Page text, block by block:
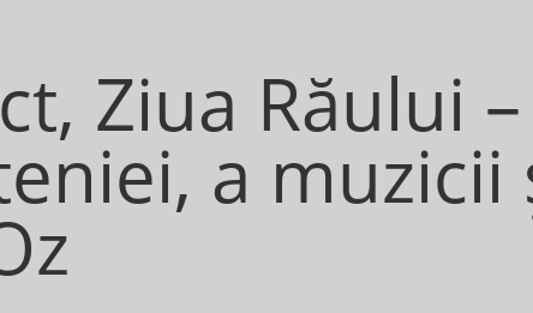
Ziua Răului
a muzicii